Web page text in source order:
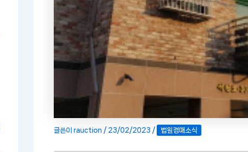
글쓴이 rauction / 23/02/2023 / 법원경매소식